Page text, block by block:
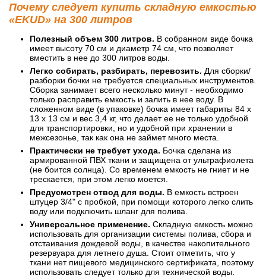
Почему следует купить складную емкостью
«EKUD» на 300 литров
Полезный объем 300 литров. В собранном виде бочка
имеет высоту 70 см и диаметр 74 см, что позволяет
вместить в нее до 300 литров воды.
Легко собирать, разбирать, перевозить. Для сборки/
разборки бочки не требуется специальных инструментов.
Сборка занимает всего несколько минут - необходимо
только расправить емкость и залить в нее воду. В
сложенном виде (в упаковке) бочка имеет габариты 84 x
13 x 13 см и вес 3,4 кг, что делает ее не только удобной
для транспортировки, но и удобной при хранении в
межсезонье, так как она не займет много места.
Практически не требует ухода. Бочка сделана из
армированной ПВХ ткани и защищена от ультрафиолета
(не боится солнца). Со временем емкость не гниет и не
трескается, при этом легко моется.
Предусмотрен отвод для воды. В емкость встроен
штуцер 3/4" с пробкой, при помощи которого легко слить
воду или подключить шланг для полива.
Универсальное применение. Складную емкость можно
использовать для организации системы полива, сбора и
отстаивания дождевой воды, в качестве накопительного
резервуара для летнего душа. Стоит отметить, что у
ткани нет пищевого медицинского сертификата, поэтому
использовать следует только для технической воды.